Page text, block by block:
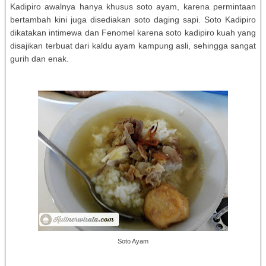
Kadipiro awalnya hanya khusus soto ayam, karena permintaan
bertambah kini juga disediakan soto daging sapi. Soto Kadipiro
dikatakan intimewa dan Fenomel karena soto kadipiro kuah yang
disajikan terbuat dari kaldu ayam kampung asli, sehingga sangat
gurih dan enak.
Soto Ayam